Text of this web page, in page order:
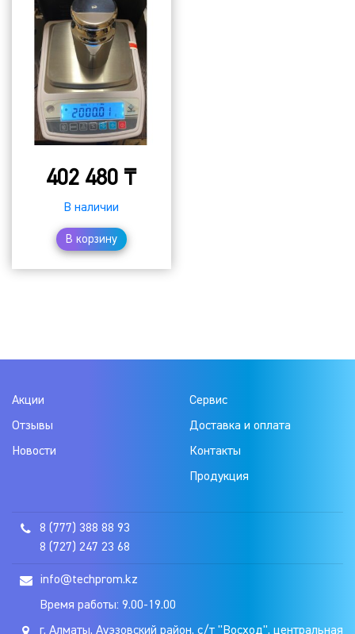
402 480 ₸
В наличии
В корзину
Акции
Отзывы
Новости
Сервис
Доставка и оплата
Контакты
Продукция
8 (777) 388 88 93
8 (727) 247 23 68
info@techprom.kz
Время работы: 9.00-19.00
г. Алматы, Ауэзовский район, с/т "Восход", центральная